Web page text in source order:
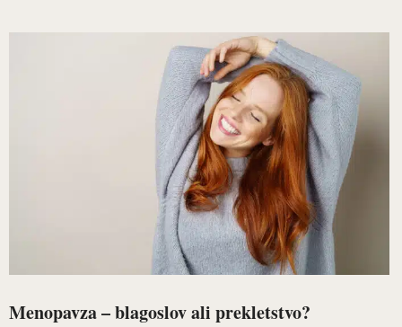
Menopavza – blagoslov ali prekletstvo?